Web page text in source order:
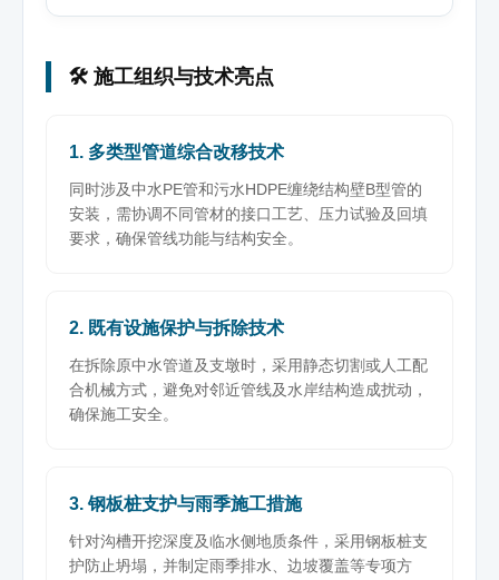
🛠️ 施工组织与技术亮点
1. 多类型管道综合改移技术
同时涉及中水PE管和污水HDPE缠绕结构壁B型管的
安装，需协调不同管材的接口工艺、压力试验及回填
要求，确保管线功能与结构安全。
2. 既有设施保护与拆除技术
在拆除原中水管道及支墩时，采用静态切割或人工配
合机械方式，避免对邻近管线及水岸结构造成扰动，
确保施工安全。
3. 钢板桩支护与雨季施工措施
针对沟槽开挖深度及临水侧地质条件，采用钢板桩支
护防止坍塌，并制定雨季排水、边坡覆盖等专项方